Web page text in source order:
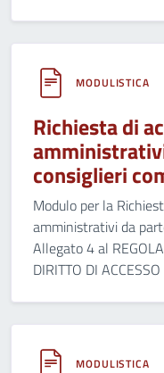
MODULISTICA
Richiesta di
consiglieri
Modulo per la
amministrativi da
Allegato 4 al
DIRITTO DI ACCESSO
MODULISTICA